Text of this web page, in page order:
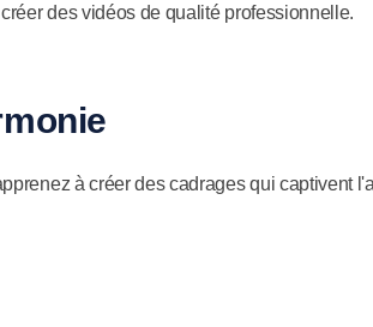
des vidéos de qualité professionnelle.
à créer des cadrages qui captivent